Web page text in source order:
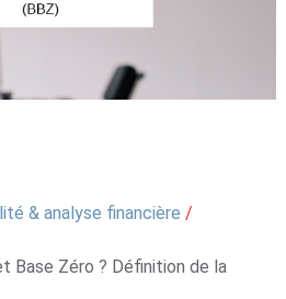
& analyse financière /
Base Zéro ? Définition de la